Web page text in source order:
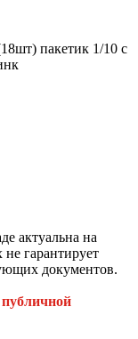
пакетик 1/10 с
актуальна на
гарантирует
документов.